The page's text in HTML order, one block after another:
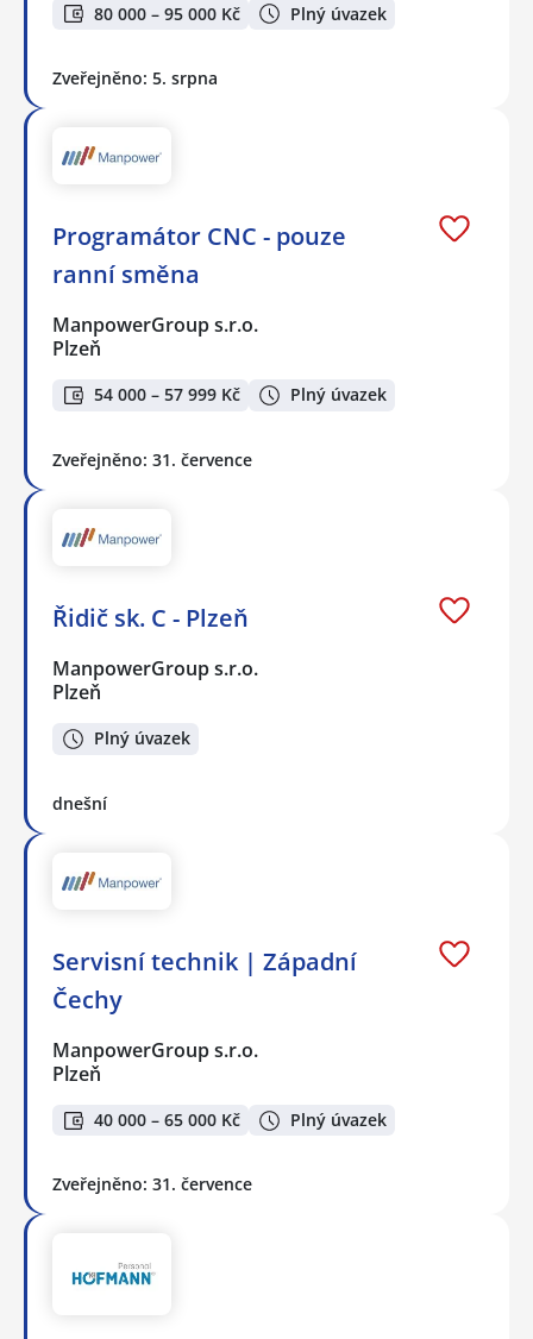
80 000 – 95 000 Kč Plný úvazek
Zveřejněno: 5. srpna
Programátor CNC - pouze
ranní směna
ManpowerGroup s.r.o.
Plzeň
54 000 – 57 999 Kč Plný úvazek
Zveřejněno: 31. července
Řidič sk. C - Plzeň
ManpowerGroup s.r.o.
Plzeň
Plný úvazek
dnešní
Servisní technik | Západní
Čechy
ManpowerGroup s.r.o.
Plzeň
40 000 – 65 000 Kč Plný úvazek
Zveřejněno: 31. července